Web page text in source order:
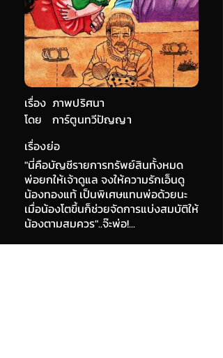
เรื่อง ภาพปริศนา
การ์ตูนทวีปัญญา
โดย
เรื่องย่อ
"นี่คือบัญชีรายการทรัพย์สินทั้งหมด
พ่อยกให้เจ้าดูแล จงให้ความรักเอ็นดู
น้องทองแท้ เป็นพิเศษแทนพ่อด้วยนะ
เมื่อน้องโตขึ้นก็ช่วยจัดการแบ่งสมบัติให้
น้องตามสมควร"..จ๊ะพ่อ!...